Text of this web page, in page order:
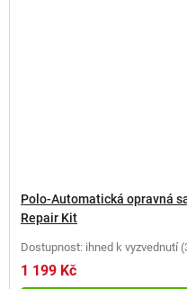
Polo-Automatická opravná
Repair Kit
Dostupnost: ihned k vyzvednutí (
1 199 Kč